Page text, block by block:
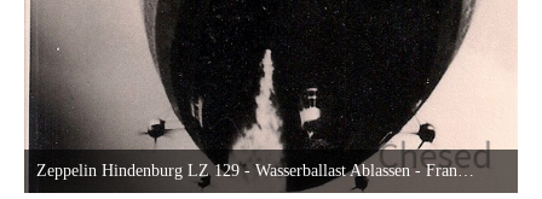
Zeppelin Hindenburg LZ 129 - Wasserballast Ablassen - Frankfurt am Main - 1937
22. Oktober 2013 um 19:47